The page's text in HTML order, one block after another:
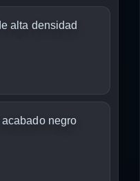
alta densidad
acabado negro